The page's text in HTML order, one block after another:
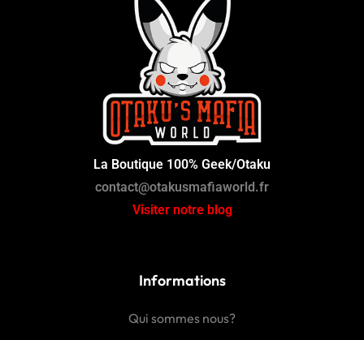
La Boutique 100% Geek/Otaku
contact@otakusmafiaworld.fr
Visiter notre blog
Informations
Qui sommes nous?